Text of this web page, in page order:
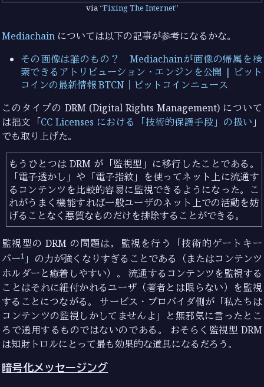
via Fixing The Internet
Mediachain については以下の記事が参考になるかな。
その画像は誰のもの？ Mediachainが画像の帰属を検
索できるアトリビューション・エンジンを公開 | ビット
コインの最新情報 BTCN｜ビットコインニュース
このタイプの DRM (Digital Rights Management) について
は拙文「CC Licenses における「技術的保護手段」の扱い 」
でも取り上げた。
もうひとつは DRM が「監視型」に移行したことである。
「電子透かし」や「電子指紋」を使ってネット上に流通す
るコンテンツを比較的容易に監視できるようになった。こ
れがうまく機能すれば一般ユーザのネット上での活動を妨
げることなく悪質なものだけを排除することができる。
監視型の DRM の問題は，監視を行う「技術的ゲートキー
パー1 」の力が強くなりすぎることである（またはコンテンツ
ホルダーと癒着しやすい）。 流通するコンテンツを監視する
ことはそれに紐付かれるユーザ（著者とは限らない）を監視
することにつながる。 サービス・プロバイダ側が「私たちは
コンテンツの監視しかしてませんよ」と無邪気に言ったとこ
ろで通用するものではないのである。 おそらく監視型 DRM
は知財トロルにとって最も効果的な道具になるだろう。
暗号化メッセージング